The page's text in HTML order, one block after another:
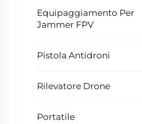
Equipaggiamento Per
Jammer FPV
Pistola Antidroni
Rilevatore Drone
Portatile